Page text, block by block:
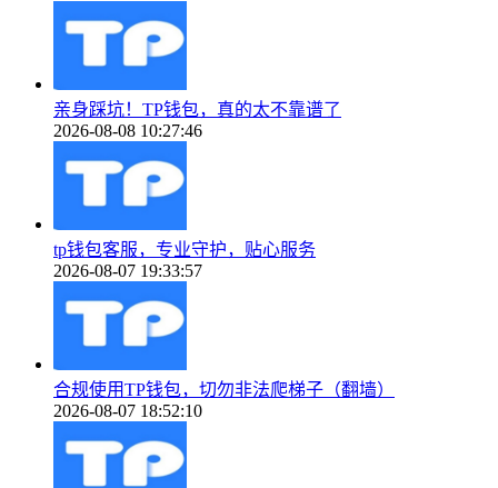
亲身踩坑！TP钱包，真的太不靠谱了
2026-08-08 10:27:46
tp钱包客服，专业守护，贴心服务
2026-08-07 19:33:57
合规使用TP钱包，切勿非法爬梯子（翻墙）
2026-08-07 18:52:10